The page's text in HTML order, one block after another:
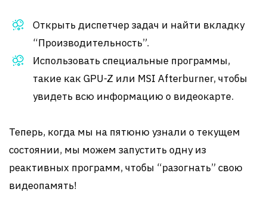
Открыть диспетчер задач и найти вкладку
“Производительность”.
Использовать специальные программы,
такие как GPU-Z или MSI Afterburner, чтобы
увидеть всю информацию о видеокарте.
Теперь, когда мы на пятюню узнали о текущем
состоянии, мы можем запустить одну из
реактивных программ, чтобы “разогнать” свою
видеопамять!